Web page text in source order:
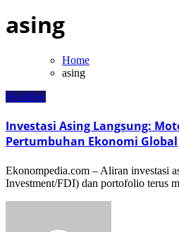
asing
Home
asing
Headline
Investasi Asing Langsung:
Pertumbuhan Ekonomi Global
Ekonompedia.com – Aliran investasi asing langsung (Foreign Direct
Investment/FDI) dan portofolio terus